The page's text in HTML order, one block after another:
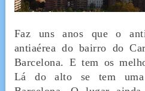
Faz uns anos que o
antiaérea do bairro do
Barcelona. E tem os
Lá do alto se tem uma